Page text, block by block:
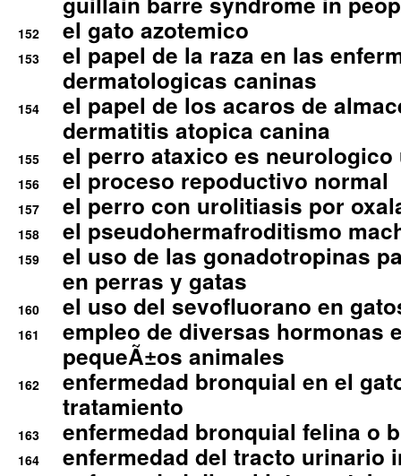
152 el gato azotemico
153
el papel de la raza en las
dermatologicas caninas
154
el papel de los acaros de
dermatitis atopica canina
155 el perro ataxico es
156 el proceso repoductivo normal
157 el perro con urolitiasis por
158 el pseudohermafroditismo
159
el uso de las gonadotropinas
en perras y gatas
160 el uso del sevofluorano en
161
empleo de diversas hormonas
pequeÃ±os animales
162
enfermedad bronquial en el
tratamiento
163 enfermedad bronquial felina o
164
enfermedad del tracto urinario